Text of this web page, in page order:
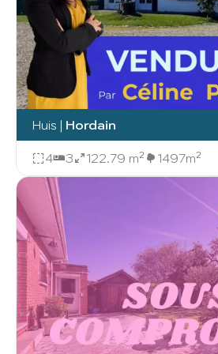
Huis | Hordain
4 3 122.79 m² 1497m²